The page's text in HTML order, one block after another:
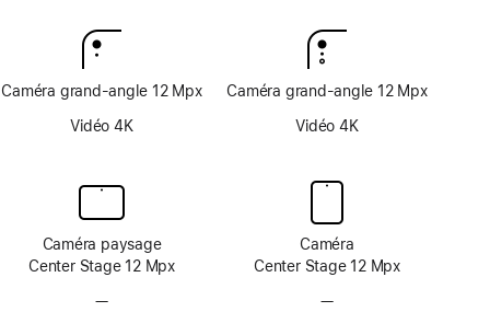
Caméra grand-angle 12 Mpx
Vidéo 4K
Caméra paysage
Center Stage 12 Mpx
—Système
Caméra grand-angle 12 Mpx
Vidéo 4K
Caméra
Center Stage 12 Mpx
—Système